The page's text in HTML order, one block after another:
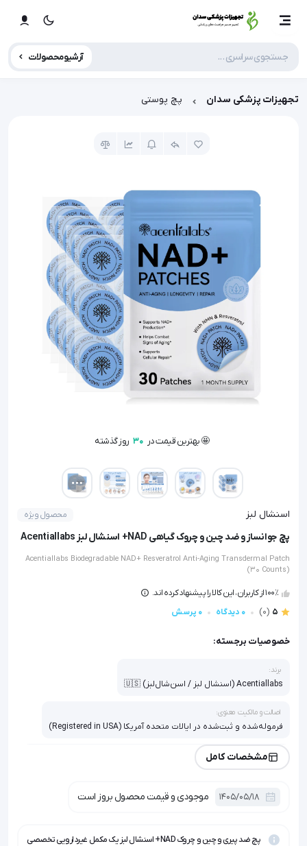
آرشیو محصولات
تجهیزات پزشکی سدان پچ پوستی
🤩 بهترین قیمت در 30 روز گذشته
اسنشال لبز محصول ویژه
پچ جوانساز و ضد چین و چروک گیاهی NAD+ اسنشال لبز Acentiallabs
Acentiallabs Biodegradable NAD+ Resveratrol Anti-Aging Transdermal Patch
(30 Counts)
100٪ از کاربران، این کالا را پیشنهاد کرده اند.
5
(0) 0 دیدگاه 0 پرسش
خصوصیات برجسته:
برند:
Acentiallabs (اسنشال لبز / اسن‌شال‌لبز) 🇺🇸
اصالت و مالکیت معنوی:
فرموله‌شده و ثبت‌شده در ایالات متحده آمریکا (Registered in USA)
تاسیسات تولیدکننده کالا:
TDDS)
مشخصات کامل
1405/05/18 موجودی و قیمت محصول بروز است
پچ ضد پیری و چین و چروک NAD+ اسنشال لبز یک مکمل غیردارویی تخصصی